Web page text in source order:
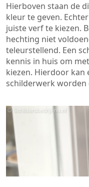
Hierboven staan de
kleur te geven.
juiste verf te kiezen.
hechting niet
teleurstellend. Een
kennis in huis om
kiezen. Hierdoor
schilderwerk worden